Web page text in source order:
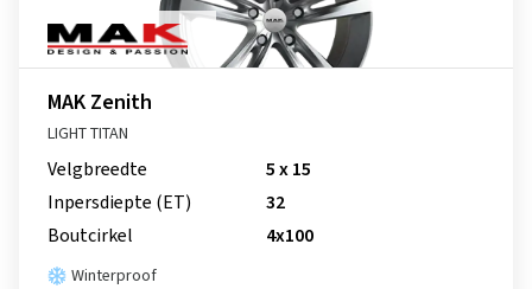
MAK Zenith
LIGHT TITAN
Velgbreedte
5 x 15
Inpersdiepte (ET)
32
Boutcirkel
4x100
Winterproof